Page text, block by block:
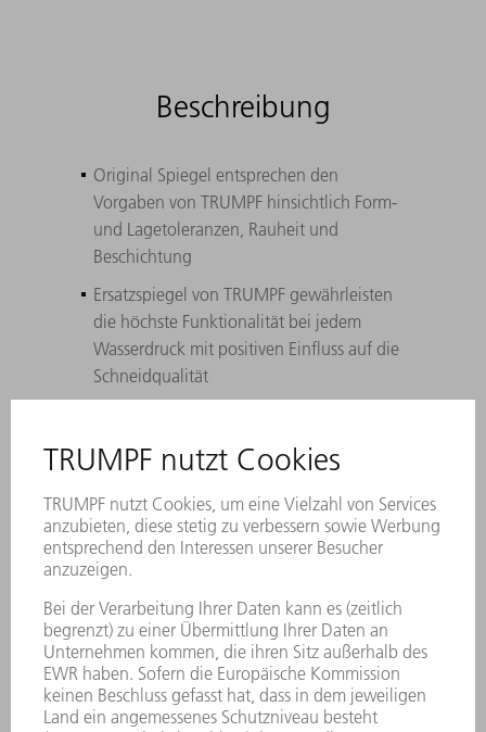
Beschreibung
Original Spiegel entsprechen den
Vorgaben von TRUMPF hinsichtlich Form-
und Lagetoleranzen, Rauheit und
Beschichtung
Ersatzspiegel von TRUMPF gewährleisten
die höchste Funktionalität bei jedem
Wasserdruck mit positiven Einfluss auf die
Schneidqualität
Maschinenportfolio mit konstanter
Leistung über den gesamten Lebenszyklus
Einhaltung höchster Anforderungen
hinsichtlich Form- und Lagetoleranzen,
TRUMPF unterstützt Sie bei Identifikation,
Ein- und Ausbau der Original Spiegel